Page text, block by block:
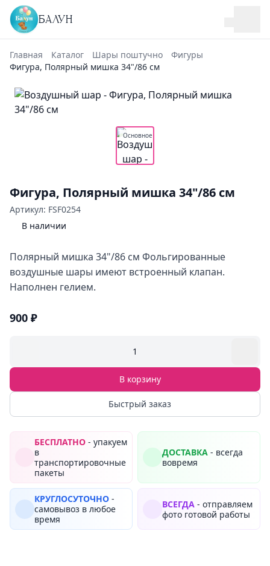
БАЛУН
Главная Каталог Шары поштучно
Фигуры
Фигура, Полярный мишка 34"/86 см
Основное
Фигура, Полярный мишка 34"/86 см
Артикул: FSF0254
В наличии
Полярный мишка 34"/86 см Фольгированные
воздушные шары имеют встроенный клапан.
Наполнен гелием.
900 ₽
1
В корзину
Быстрый заказ
БЕСПЛАТНО - упакуем
в
транспортировочные
пакеты
ДОСТАВКА - всегда
вовремя
КРУГЛОСУТОЧНО -
самовывоз в любое
время
ВСЕГДА - отправляем
фото готовой работы